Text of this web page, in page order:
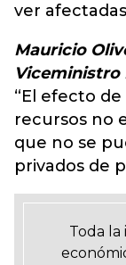
ver
Mauricio
Viceministro
“El efecto
recursos no
que no se
privados de
Toda